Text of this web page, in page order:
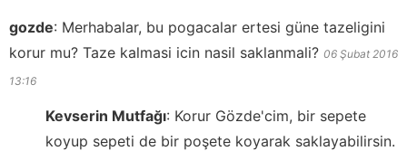
gozde: Merhabalar, bu pogacalar ertesi güne tazeligini
korur mu? Taze kalmasi icin nasil saklanmali? 06 Şubat 2016
13:16
Kevserin Mutfağı: Korur Gözde'cim, bir sepete
koyup sepeti de bir poşete koyarak saklayabilirsin.